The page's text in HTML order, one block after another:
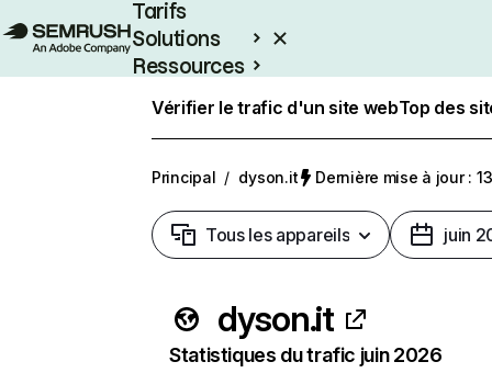
Tarifs
Solutions
Ressources
Vérifier le trafic d'un site webTop des
Principal / dyson.it Dernière mise à jour :
Tous les appareils juin
dyson.it
Statistiques du trafic juin 2026